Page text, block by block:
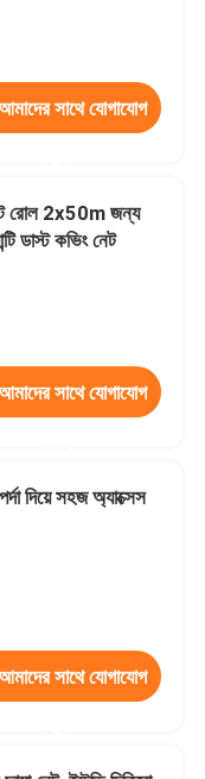
সাথে যোগাযোগ
রোল 2x50m জন্য
ডাস্ট কভিং নেট
সাথে যোগাযোগ
দিয়ে সহজ অ্যাক্সেস
সাথে যোগাযোগ